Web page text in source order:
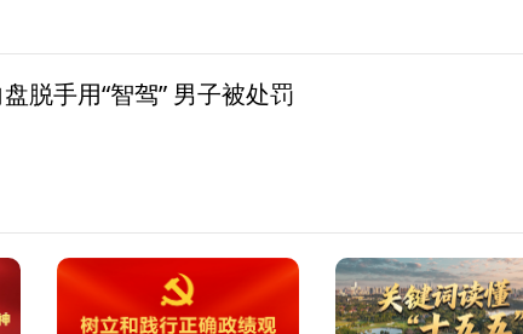
脱手用“智驾” 男子被处罚